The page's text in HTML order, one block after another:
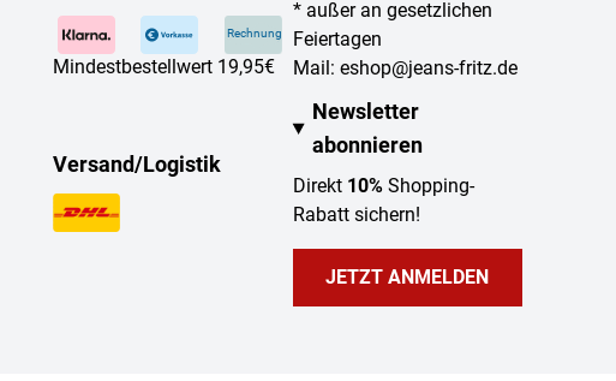
Rechnung
Mindestbestellwert 19,95€
Versand/Logistik
* außer an gesetzlichen
Feiertagen
Mail: eshop@jeans-fritz.de
Newsletter
abonnieren
Direkt 10%Shopping-
Rabatt sichern!
JETZT ANMELDEN